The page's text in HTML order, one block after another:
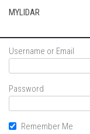
MYLIDAR
Username or Email
Password
Remember Me